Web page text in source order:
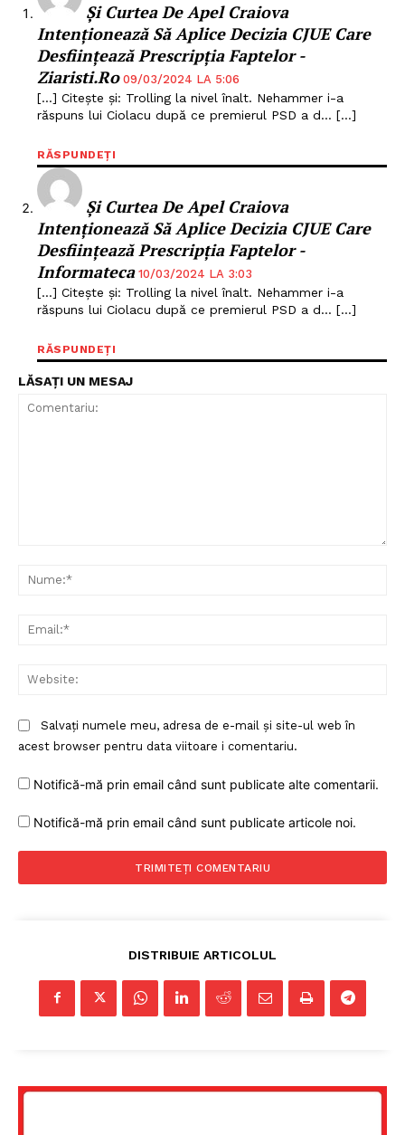
Un proiect
FREEDOM HOUSE ROMÂNIA
Proiecte editoriale
Rețea
Contact
Și Curtea De Apel Craiova
Intenționează Să Aplice Decizia CJUE Care
Desființează Prescripția Faptelor -
Ziaristi.ro 09/03/2024 LA 5:06
[…] Citește și: Trolling la nivel înalt. Nehammer i-a
răspuns lui Ciolacu după ce premierul PSD a d… […]
RĂSPUNDEȚI
Și Curtea De Apel Craiova
Intenționează Să Aplice Decizia CJUE Care
Desființează Prescripția Faptelor -
Informateca 10/03/2024 LA 3:03
[…] Citește și: Trolling la nivel înalt. Nehammer i-a
răspuns lui Ciolacu după ce premierul PSD a d… […]
RĂSPUNDEȚI
LĂSAȚI UN MESAJ
Salvați numele meu, adresa de e-mail și site-ul web în
acest browser pentru data viitoare i comentariu.
Notifică-mă prin email când sunt publicate alte comentarii.
Notifică-mă prin email când sunt publicate articole noi.
DISTRIBUIE ARTICOLUL